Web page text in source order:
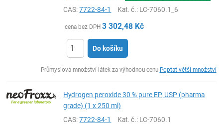
CAS:7722-84-1 Kat. č.: LC-7060.1_6
cena bez DPH 3 302,48 Kč
Do košíku
Průmyslová množství látek za výhodnou cenu Poptat větší množství
Hydrogen peroxide 30 % pure EP, USP (pharma
grade) (1 x 250 ml)
CAS:7722-84-1 Kat. č.: LC-7060.1